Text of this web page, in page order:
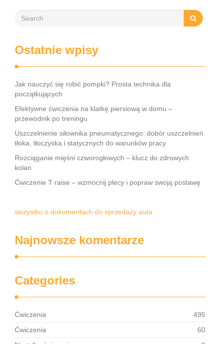
Ostatnie wpisy
Jak nauczyć się robić pompki? Prosta technika dla
początkujących
Efektywne ćwiczenia na klatkę piersiową w domu –
przewodnik po treningu
Uszczelnienie siłownika pneumatycznego: dobór uszczelnień
tłoka, tłoczyska i statycznych do warunków pracy
Rozciąganie mięśni czworogłowych – klucz do zdrowych
kolan
Ćwiczenie T raise – wzmocnij plecy i popraw swoją postawę
wszystko o dokumentach do sprzedaży auta
Najnowsze komentarze
Categories
Ćwiczenia
495
Ćwiczenia
60